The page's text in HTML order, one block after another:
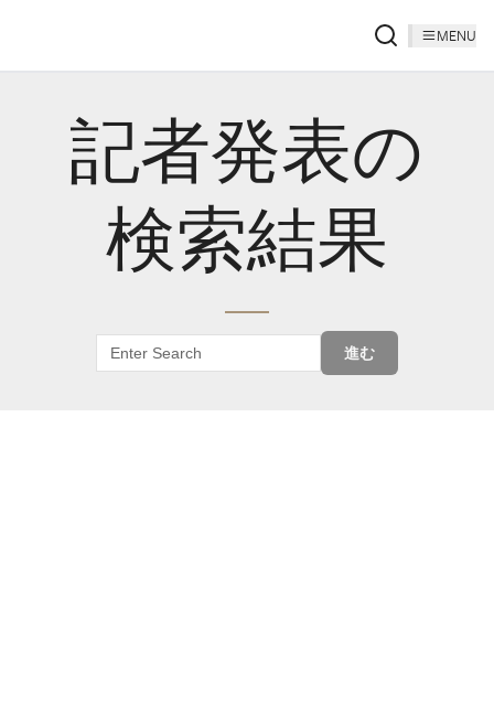
MENU
記者発表の
検索結果
進む